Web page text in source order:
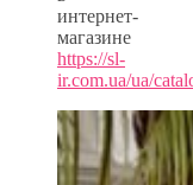
интернет-
магазине
https://sl-
ir.com.ua/ua/